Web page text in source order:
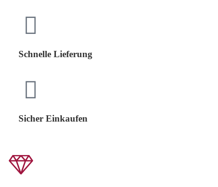
Schnelle Lieferung
Sicher Einkaufen